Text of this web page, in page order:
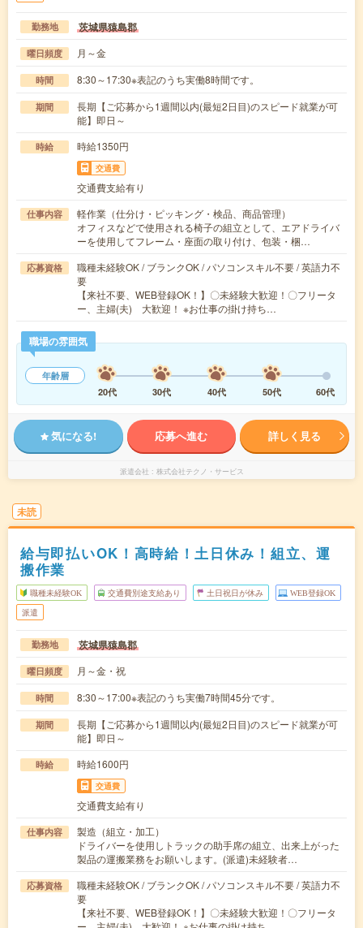
勤務地 茨城県猿島郡
曜日頻度 月～金
時間 8:30～17:30※表記のうち実働8時間です。
期間
長期【ご応募から1週間以内(最短2日目)のスピード就業が可
能】即日～
時給 時給1350円
交通費
交通費支給有り
仕事内容
軽作業（仕分け・ピッキング・検品、商品管理）
オフィスなどで使用される椅子の組立として、エアドライバ
ーを使用してフレーム・座面の取り付け、包装・梱…
応募資格
職種未経験OK / ブランクOK / パソコンスキル不要 / 英語力不
要
【来社不要、WEB登録OK！】〇未経験大歓迎！〇フリータ
ー、主婦(夫) 大歓迎！ ※お仕事の掛け持ち…
職場の雰囲気
年齢層
20代
30代 40代 50代 60代
気になる! 応募へ進む 詳しく見る
派遣会社 株式会社テクノ・サービス
未読
給与即払いOK！高時給！土日休み！組立、運
搬作業
職種未経験OK 交通費別途支給あり 土日祝日が休み WEB登録OK
派遣
勤務地 茨城県猿島郡
曜日頻度 月～金・祝
時間 8:30～17:00※表記のうち実働7時間45分です。
期間
長期【ご応募から1週間以内(最短2日目)のスピード就業が可
能】即日～
時給 時給1600円
交通費
交通費支給有り
仕事内容
製造（組立・加工）
ドライバーを使用しトラックの助手席の組立、出来上がった
製品の運搬業務をお願いします。(派遣)未経験者…
応募資格
職種未経験OK / ブランクOK / パソコンスキル不要 / 英語力不
要
【来社不要、WEB登録OK！】〇未経験大歓迎！〇フリータ